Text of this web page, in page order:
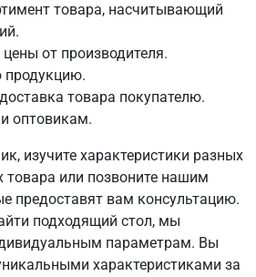
товара, насчитывающий
от производителя.
продукцию.
товара покупателю.
оптовикам.
изучите характеристики разных
товара или позвоните нашим
предоставят вам консультацию.
подходящий стол, мы
параметрам. Вы
характеристиками за